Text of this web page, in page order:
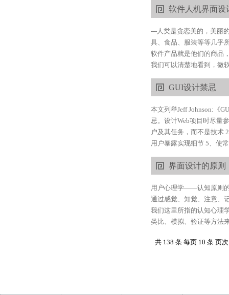
软件人机界面设
---人类是贪恋美的，美丽
具、食品、服装等等几乎
软件产品就是他们的商品
我们可以清楚地看到，微
GUI设计禁忌
本文列举Jeff Johnson:《
忌。设计Web项目时尽量
户及其任务，而不是技术
用户暴露实现细节 5、使
界面设计的原
用户心理学——认知原则
通过感觉、知觉、注意、
我们这里所指的认知心理
类比、模拟、验证等方法
共 138 条 每页 10 条 页